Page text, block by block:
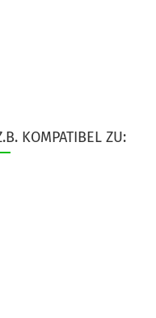
KOMPATIBEL ZU: